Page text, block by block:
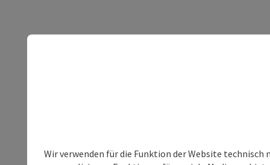
Wir verwenden für die Funktion der Website